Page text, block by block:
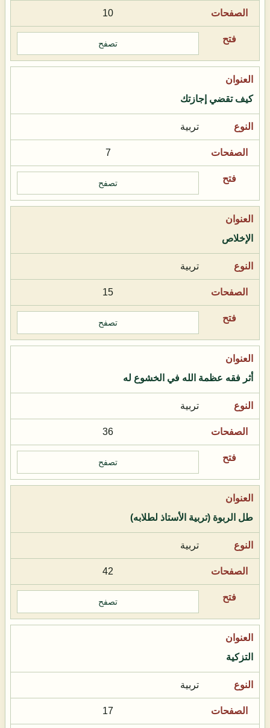
10
تصفح
كيف تقضي إجازتك
تربية
7
تصفح
الإخلاص
تربية
15
تصفح
أثر فقه عظمة الله في الخشوع له
تربية
36
تصفح
طل الربوة (تربية الأستاذ لطلابه)
تربية
42
تصفح
التزكية
تربية
17